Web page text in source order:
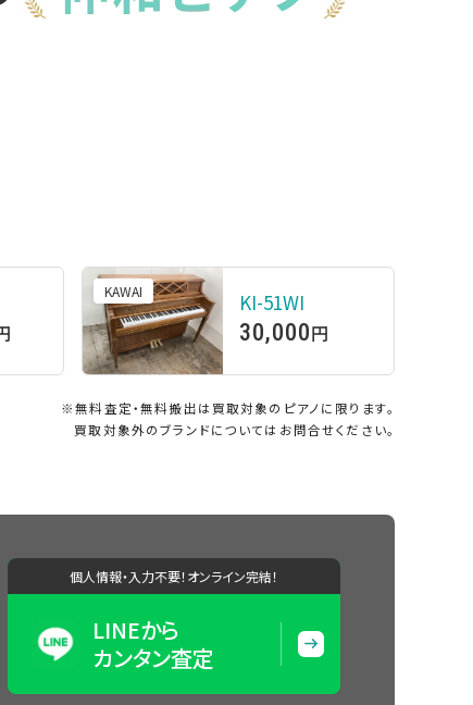
KAWAI
KI-51WI
30,000円
※無料査定・無料搬出は買取対象のピアノに限ります。
買取対象外のブランドについてはお問合せください。
個人情報・入力不要！オンライン完結！
LINEから
カンタン査定